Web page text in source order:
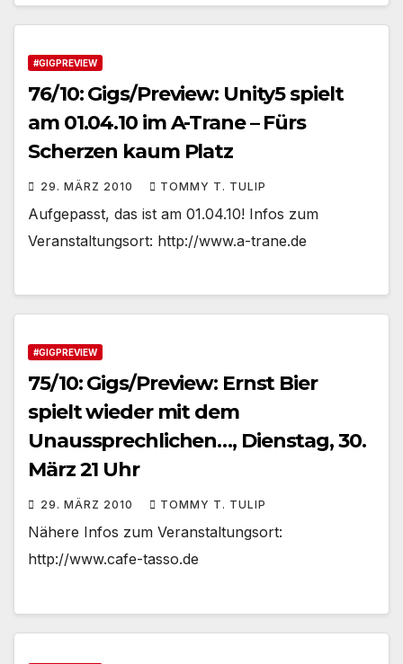
#GIGPREVIEW
76/10: Gigs/Preview: Unity5 spielt
am 01.04.10 im A-Trane – Fürs
Scherzen kaum Platz
29. MÄRZ 2010 TOMMY T. TULIP
Aufgepasst, das ist am 01.04.10! Infos zum
Veranstaltungsort: http://www.a-trane.de
#GIGPREVIEW
75/10: Gigs/Preview: Ernst Bier
spielt wieder mit dem
Unaussprechlichen…, Dienstag, 30.
März 21 Uhr
29. MÄRZ 2010 TOMMY T. TULIP
Nähere Infos zum Veranstaltungsort:
http://www.cafe-tasso.de